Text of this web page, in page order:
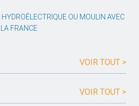
OU MOULIN AVEC
FRANCE
VOIR TOUT >
VOIR TOUT >